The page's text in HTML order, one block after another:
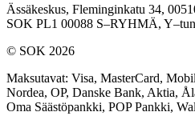
Ässäkeskus, Fleminginkatu 34,
SOK PL1 00088 S–RYHMÄ,
© SOK 2026
Maksutavat: Visa, MasterCard,
Nordea, OP, Danske Bank, Aktia,
Oma Säästöpankki, POP Pankki,